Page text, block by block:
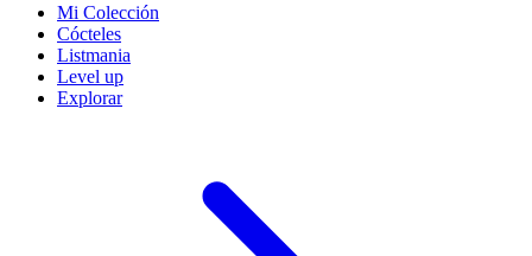
Mi Colección
Cócteles
Listmania
Level up
Explorar